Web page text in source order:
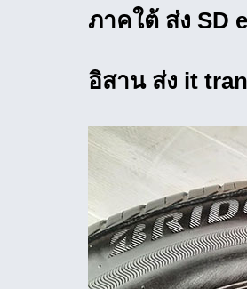
ภาคใต้ ส่ง SD
อิสาน ส่ง it